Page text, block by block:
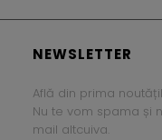
NEWSLETTER
Află din prima
Nu te vom spama și
mail altcuiva.